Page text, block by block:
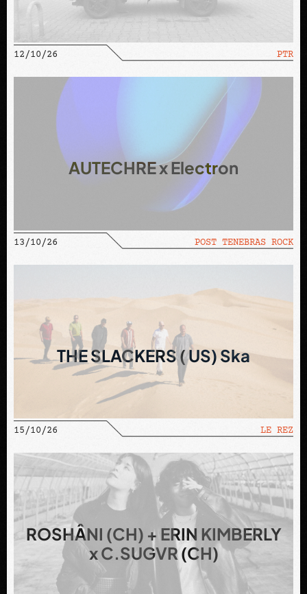
12/10/26 PTR
AUTECHRE x Electron
13/10/26 POST TENEBRAS ROCK
THE SLACKERS ( US) Ska
15/10/26 LE REZ
ROSHÂNI (CH) + ERIN KIMBERLY
x C.SUGVR (CH)